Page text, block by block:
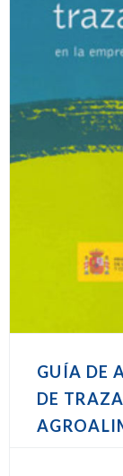
GUÍA DE
DE